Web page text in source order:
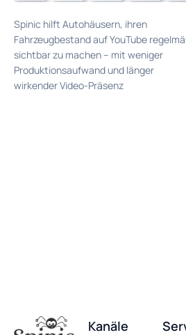
Spinic hilft Autohäusern, ihren
Fahrzeugbestand auf YouTube
sichtbar zu machen – mit weniger
Produktionsaufwand und länger
wirkender Video-Präsenz
Kanäle